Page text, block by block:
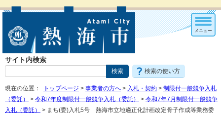
サイト内検索
検索の使い方
メニュー
現在の位置： トップページ > 事業者の方へ > 入札・契約 > 制限付一般競争入札
（委託）
> 令和7年度制限付一般競争入札（委託） > 令和7年7月制限付一般競争
入札（委託）
> まち(委)入札5号 熱海市立地適正化計画改定骨子作成等業務委